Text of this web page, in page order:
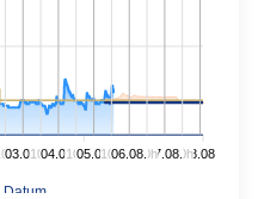
Datum
03.08.10h04.08.10h05.08.10h 08.08.
10h
07.08.
10h
06.08.